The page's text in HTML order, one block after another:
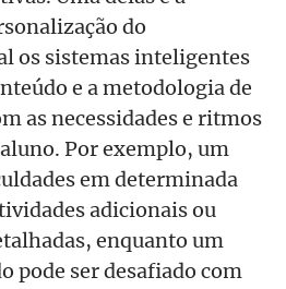
do
os sistemas inteligentes
e a metodologia de
as necessidades e ritmos
Por exemplo, um
em determinada
adicionais ou
enquanto um
pode ser desafiado com